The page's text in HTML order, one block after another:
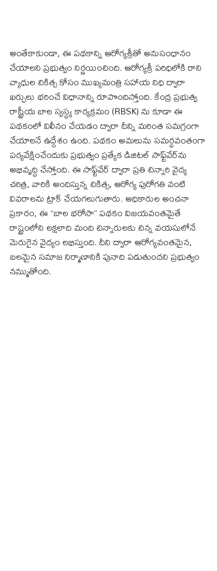
అంతేకాకుండా, ఈ పథకాన్ని ఆరోగ్యశ్రీతో అనుసంధానం
చేయాలని ప్రభుత్వం నిర్ణయించింది. ఆరోగ్యశ్రీ పరిధిలోకి రాని
వ్యాధుల చికిత్స కోసం ముఖ్యమంత్రి సహాయ నిధి ద్వారా
ఖర్చులు భరించే విధానాన్ని రూపొందిస్తోంది. కేంద్ర ప్రభుత్వ
రాష్ట్రీయ బాల స్వస్థ్య కార్యక్రమం (RBSK) ను కూడా ఈ
పథకంలో విలీనం చేయడం ద్వారా దీన్ని మరింత సమగ్రంగా
చేయాలనే ఉద్దేశం ఉంది. పథకం అమలును సమర్థవంతంగా
పర్యవేక్షించేందుకు ప్రభుత్వం ప్రత్యేక డిజిటల్ సాఫ్ట్‌వేర్‌ను
అభివృద్ధి చేస్తోంది. ఈ సాఫ్ట్‌వేర్ ద్వారా ప్రతి చిన్నారి వైద్య
చరిత్ర, వారికి అందిస్తున్న చికిత్స, ఆరోగ్య పురోగతి వంటి
వివరాలను ట్రాక్ చేయగలుగుతారు. అధికారుల అంచనా
ప్రకారం, ఈ “బాల భరోసా” పథకం విజయవంతమైతే
రాష్ట్రంలోని లక్షలాది మంది చిన్నారులకు చిన్న వయసులోనే
మెరుగైన వైద్యం లభిస్తుంది. దీని ద్వారా ఆరోగ్యవంతమైన,
బలమైన సమాజ నిర్మాణానికి పునాది పడుతుందని ప్రభుత్వం
నమ్ముతోంది.